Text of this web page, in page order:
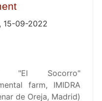
15-09-2022
"El Socorro"
farm, IMIDRA
de Oreja, Madrid)